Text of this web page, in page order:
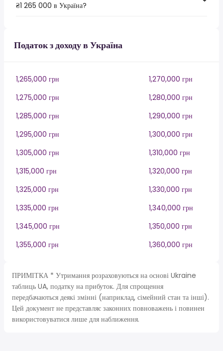
₴1 265 000 в Україна?
Податок з доходу в Україна
1,265,000 грн
1,270,000 грн
1,275,000 грн
1,280,000 грн
1,285,000 грн
1,290,000 грн
1,295,000 грн
1,300,000 грн
1,305,000 грн
1,310,000 грн
1,315,000 грн
1,320,000 грн
1,325,000 грн
1,330,000 грн
1,335,000 грн
1,340,000 грн
1,345,000 грн
1,350,000 грн
1,355,000 грн
1,360,000 грн
ПРИМІТКА * Утримання розраховуються на основі Ukraine
таблиць UA, податку на прибуток. Для спрощення
передбачаються деякі змінні (наприклад, сімейний стан та інші).
Цей документ не представляє законних повноважень і повинен
використовуватися лише для наближення.